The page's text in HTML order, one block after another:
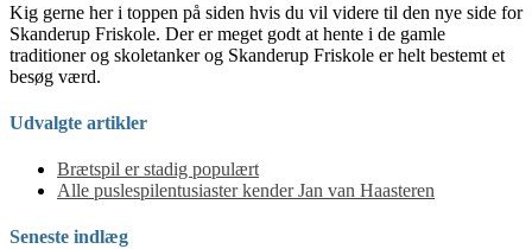
Kig gerne her i toppen på siden hvis du vil videre til den nye side for
Skanderup Friskole. Der er meget godt at hente i de gamle
traditioner og skoletanker og Skanderup Friskole er helt bestemt et
besøg værd.
Udvalgte artikler
Brætspil er stadig populært
Alle puslespilentusiaster kender Jan van Haasteren
Seneste indlæg